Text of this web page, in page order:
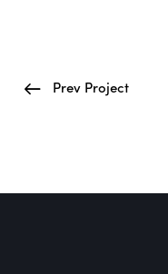
Prev Project